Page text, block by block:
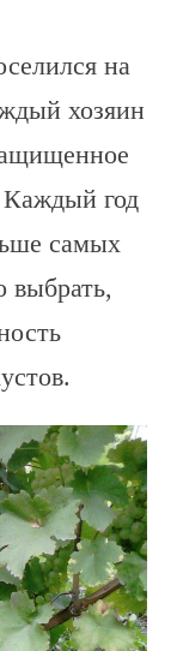
на
хозяин
Каждый год
самых
выбрать,